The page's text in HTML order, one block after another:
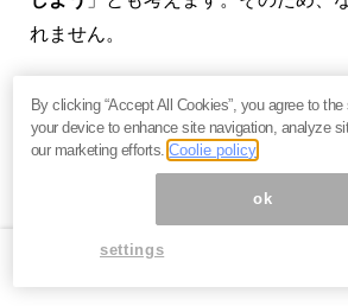
れません。
像しますから、行動に早く移ること
がります。
左脳的思考＝しなければならな
右脳的思考＝ぜひやってみたい
By clicking “Accept All Cookies”, you agree to
your device to enhance site navigation, analyze
our marketing efforts.Coolie policy
ok
settings